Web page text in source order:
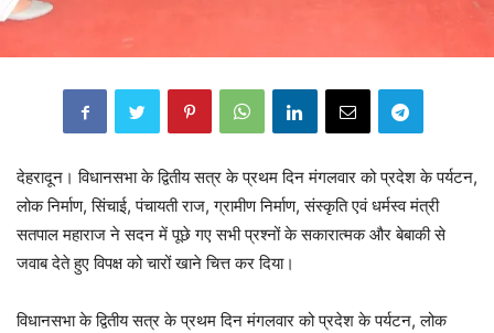
देहरादून। विधानसभा के द्वितीय सत्र के प्रथम दिन मंगलवार को प्रदेश के पर्यटन,
लोक निर्माण, सिंचाई, पंचायती राज, ग्रामीण निर्माण, संस्कृति एवं धर्मस्व मंत्री
सतपाल महाराज ने सदन में पूछे गए सभी प्रश्नों के सकारात्मक और बेबाकी से
जवाब देते हुए विपक्ष को चारों खाने चित्त कर दिया।
विधानसभा के द्वितीय सत्र के प्रथम दिन मंगलवार को प्रदेश के पर्यटन, लोक